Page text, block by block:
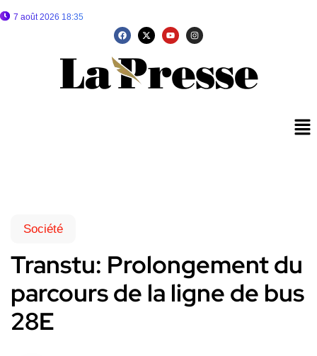
7 août 2026 18:35
Société
Transtu: Prolongement du
parcours de la ligne de bus
28E